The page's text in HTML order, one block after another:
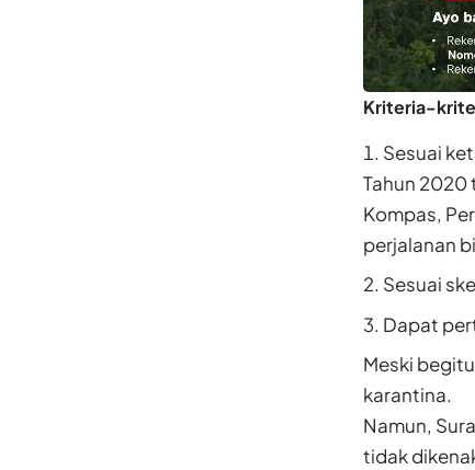
Kriteria-
Sesuai
Tahun 2020
Kompas,
perjalanan
Sesuai
Dapat
Meski
karantina.
Namun,
tidak